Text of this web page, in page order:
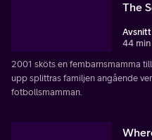
The
44 min
2001 sköts en fembarnsmamma
upp splittras familjen angående
fotbollsmamman.